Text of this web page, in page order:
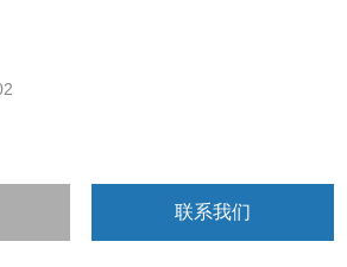
联系我们